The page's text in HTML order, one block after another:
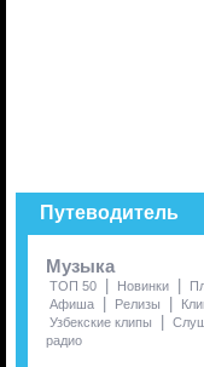
Путеводитель
Музыка
ТОП 50 | Новинки |
Афиша | Релизы |
Узбекские клипы |
радио